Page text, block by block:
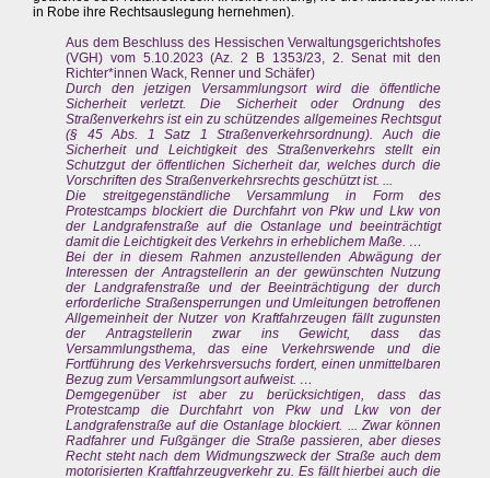
in Robe ihre Rechtsauslegung hernehmen).
Aus dem Beschluss des Hessischen Verwaltungsgerichtshofes
(VGH) vom 5.10.2023 (Az. 2 B 1353/23, 2. Senat mit den
Richter*innen Wack, Renner und Schäfer)
Durch den jetzigen Versammlungsort wird die öffentliche
Sicherheit verletzt. Die Sicherheit oder Ordnung des
Straßenverkehrs ist ein zu schützendes allgemeines Rechtsgut
(§ 45 Abs. 1 Satz 1 Straßenverkehrsordnung). Auch die
Sicherheit und Leichtigkeit des Straßenverkehrs stellt ein
Schutzgut der öffentlichen Sicherheit dar, welches durch die
Vorschriften des Straßenverkehrsrechts geschützt ist. ...
Die streitgegenständliche Versammlung in Form des
Protestcamps blockiert die Durchfahrt von Pkw und Lkw von
der Landgrafenstraße auf die Ostanlage und beeinträchtigt
damit die Leichtigkeit des Verkehrs in erheblichem Maße. …
Bei der in diesem Rahmen anzustellenden Abwägung der
Interessen der Antragstellerin an der gewünschten Nutzung
der Landgrafenstraße und der Beeinträchtigung der durch
erforderliche Straßensperrungen und Umleitungen betroffenen
Allgemeinheit der Nutzer von Kraftfahrzeugen fällt zugunsten
der Antragstellerin zwar ins Gewicht, dass das
Versammlungsthema, das eine Verkehrswende und die
Fortführung des Verkehrsversuchs fordert, einen unmittelbaren
Bezug zum Versammlungsort aufweist. …
Demgegenüber ist aber zu berücksichtigen, dass das
Protestcamp die Durchfahrt von Pkw und Lkw von der
Landgrafenstraße auf die Ostanlage blockiert. ... Zwar können
Radfahrer und Fußgänger die Straße passieren, aber dieses
Recht steht nach dem Widmungszweck der Straße auch dem
motorisierten Kraftfahrzeugverkehr zu. Es fällt hierbei auch die